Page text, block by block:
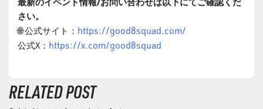
さい。
🌐 公式サイト： https://good8squad.com/
公式X： https://x.com/good8squad
RELATED POST